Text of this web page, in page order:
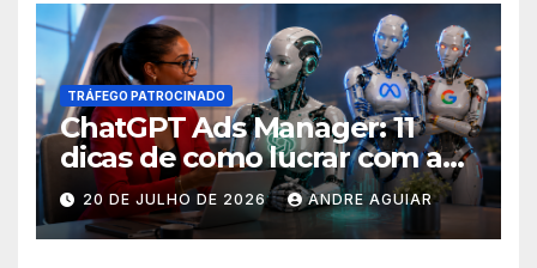
TRÁFEGO PATROCINADO
ChatGPT Ads Manager: 11
dicas de como lucrar com as
buscas nas ferramentas de
inteligência artificial
20 DE JULHO DE 2026 ANDRE AGUIAR